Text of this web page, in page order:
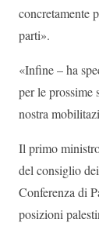
concretamente
parti».
«Infine – ha
per le prossime
nostra
Il primo
del consiglio
Conferenza di
posizioni